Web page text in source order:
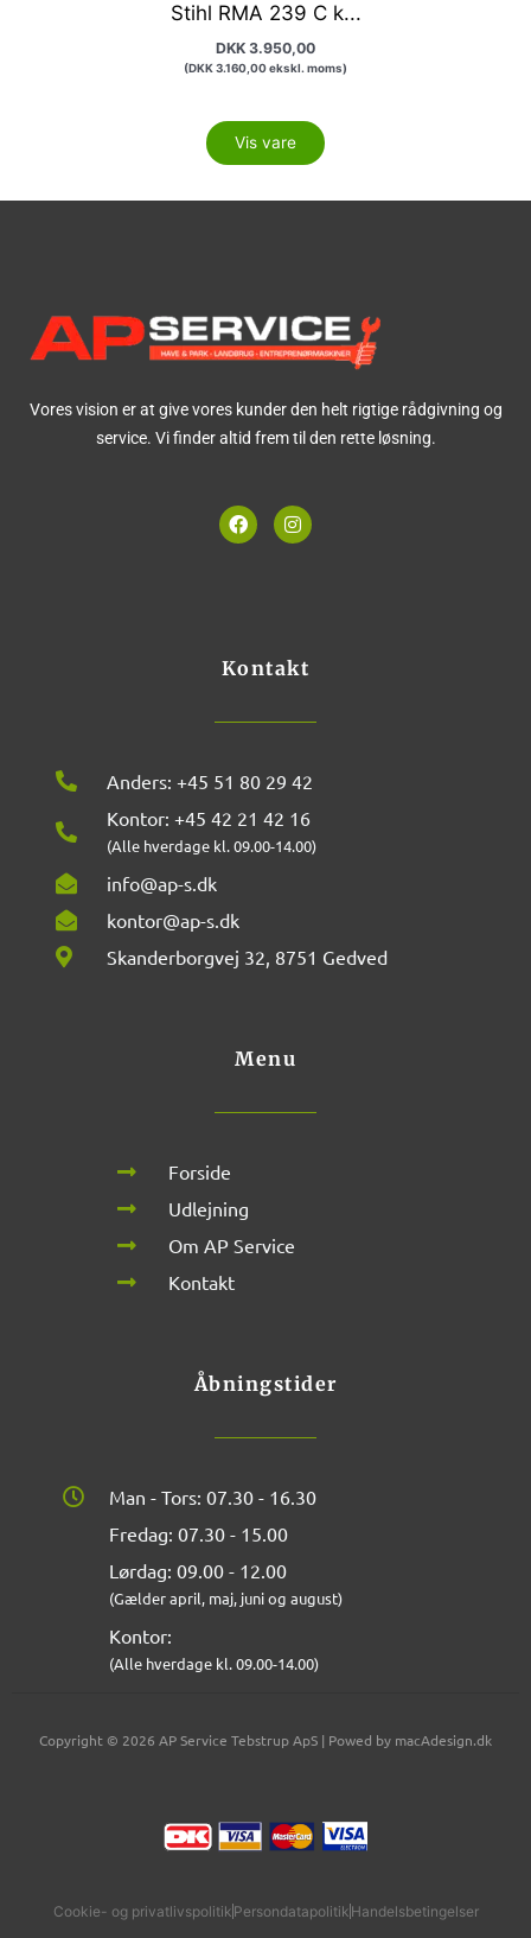
Stihl RMA 239 C k...
DKK 3.950,00
(DKK3.160,00ekskl. moms)
Vis vare
Vores vision er at give vores kunder den helt rigtige rådgivning og
service. Vi finder altid frem til den rette løsning.
F
a
c
I
n
s
m
Kontakt
Anders: +45 51 80 29 42
Kontor: +45 42 21 42 16
(Alle hverdage kl. 09.00-14.00)
info@ap-s.dk
kontor@ap-s.dk
Skanderborgvej 32, 8751 Gedved
Menu
Forside
Udlejning
Om AP Service
Kontakt
Åbningstider
Man - Tors: 07.30 - 16.30
Fredag: 07.30 - 15.00
Lørdag: 09.00 - 12.00
(Gælder april, maj, juni og august)
Kontor:
(Alle hverdage kl. 09.00-14.00)
Copyright © 2026 AP Service Tebstrup ApS | Powed by macAdesign.dk
Cookie- og privatlivspolitik Persondatapolitik Handelsbetingelser